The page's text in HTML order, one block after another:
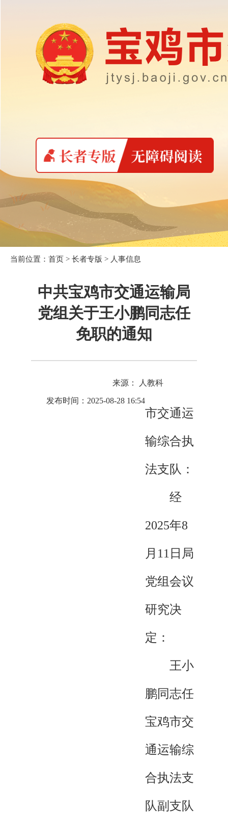
当前位置： 首页 > 长者专版 > 人事信息
中共宝鸡市交通运输局
党组关于王小鹏同志任
免职的通知
来源： 人教科
发布时间：2025-08-28 16:54
市交通运
输综合执
法支队：
经
2025年8
月11日局
党组会议
研究决
定：
王小
鹏同志任
宝鸡市交
通运输综
合执法支
队副支队